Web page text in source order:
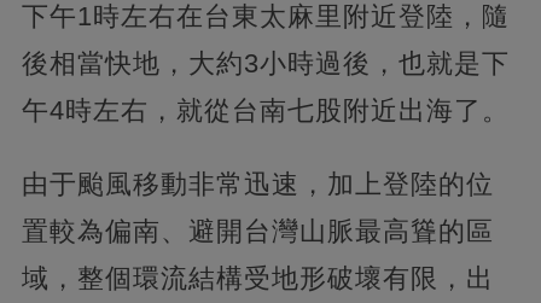
下午1時左右在台東太麻里附近登陸，隨
後相當快地，大約3小時過後，也就是下
午4時左右，就從台南七股附近出海了。
由于颱風移動非常迅速，加上登陸的位
置較為偏南、避開台灣山脈最高聳的區
域，整個環流結構受地形破壞有限，出